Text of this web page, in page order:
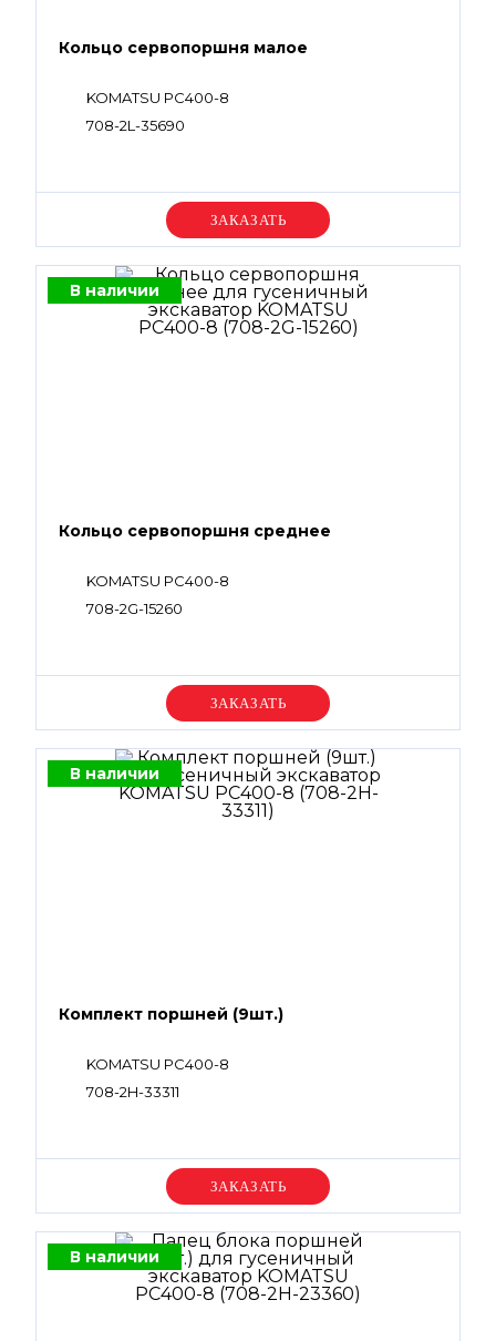
Кольцо сервопоршня малое
KOMATSU PC400-8
708-2L-35690
Уточняйте цену
В наличии
Кольцо сервопоршня среднее
KOMATSU PC400-8
708-2G-15260
Уточняйте цену
В наличии
Комплект поршней (9шт.)
KOMATSU PC400-8
708-2H-33311
Уточняйте цену
В наличии